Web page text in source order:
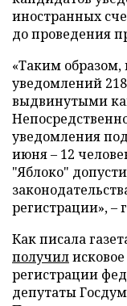
иностранных
до проведения
«Таким
уведомлений
выдвинутыми
уведомления
июня – 12
"Яблоко"
регистрации», –
Как писала
получил
регистрации
депутаты